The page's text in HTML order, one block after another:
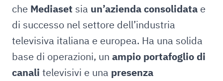
che Mediaset sia un’azienda consolidata e
di successo nel settore dell’industria
televisiva italiana e europea. Ha una solida
base di operazioni, un ampio portafoglio di
canali televisivi e una presenza